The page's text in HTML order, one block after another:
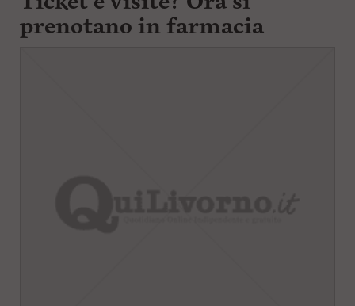
prenotano in farmacia